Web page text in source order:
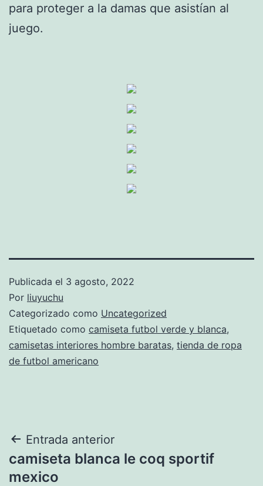
para proteger a la damas que asistían al
juego.
Publicada el 3 agosto, 2022
Por liuyuchu
Categorizado como Uncategorized
Etiquetado como camiseta futbol verde y blanca,
camisetas interiores hombre baratas, tienda de ropa
de futbol americano
Navegación
de
Entrada anterior
camiseta blanca le coq sportif
mexico